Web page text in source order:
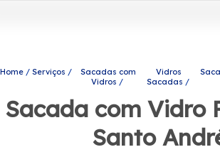
Home Serviços
Sacadas com
Vidros
Vidros
Sacadas
Sacada com Vidro
Santo